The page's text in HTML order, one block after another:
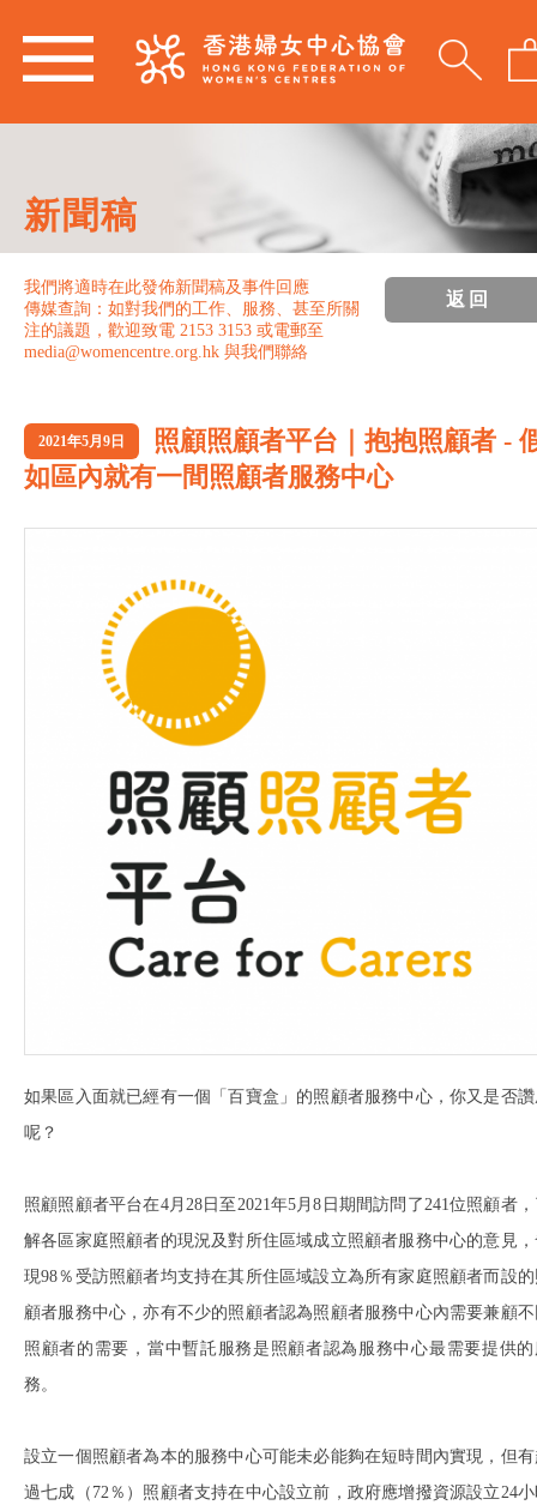
新聞稿
我們將適時在此發佈新聞稿及事件回應
傳媒查詢：如對我們的工作、服務、甚至所關
注的議題，歡迎致電 2153 3153 或電郵至
media@womencentre.org.hk 與我們聯絡
返回
2021年5月9日
照顧照顧者平台｜抱抱照顧者 -
如區內就有一間照顧者服務中心
如果區入面就已經有一個「百寶盒」的照顧者服務中心，你又是否
呢？
照顧照顧者平台在4月28日至2021年5月8日期間訪問了241位照顧者
解各區家庭照顧者的現況及對所住區域成立照顧者服務中心的意見
現98％受訪照顧者均支持在其所住區域設立為所有家庭照顧者而設
顧者服務中心，亦有不少的照顧者認為照顧者服務中心內需要兼顧
照顧者的需要，當中暫託服務是照顧者認為服務中心最需要提供的
務。
設立一個照顧者為本的服務中心可能未必能夠在短時間內實現，但
過七成（72％）照顧者支持在中心設立前，政府應增撥資源設立24